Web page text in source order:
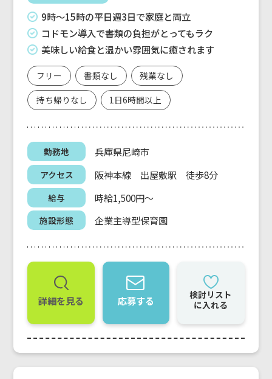
9時〜15時の平日週3日で家庭と両立
コドモン導入で書類の負担がとってもラク
美味しい給食と温かい雰囲気に癒されます
フリー 書類なし
残業なし
持ち帰りなし
1日6時間以上
勤務地 兵庫県尼崎市
アクセス 阪神本線 出屋敷駅 徒歩8分
給与 時給1,500円～
施設形態 企業主導型保育園
詳細を見る 応募する
検討リスト
に入れる